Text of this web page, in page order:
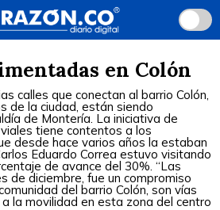
en Colón
calles que conectan al barrio Colón,
de la ciudad, están siendo
de Montería. La iniciativa de
tiene contentos a los
desde hace varios años la estaban
Eduardo Correa estuvo visitando
de avance del 30%. “Las
de diciembre, fue un compromiso
del barrio Colón, son vías
la movilidad en esta zona del centro